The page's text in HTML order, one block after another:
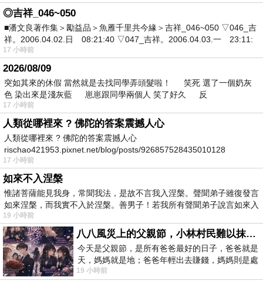
◎吉祥_046~050
■潘文良著作集＞勵益品＞魚雁千里共今緣＞吉祥_046~050 ▽046_吉
祥。2006.04.02.日 08:21:40 ▽047_吉祥。2006.04.03.一 23:11:
17 小時前
2026/08/09
突如其來的休假 當然就是去找同學弄頭髮啦！ 笑死 選了一個奶灰
色 染出來是淺灰藍 崽崽跟同學兩個人 笑了好久 反
17 小時前
人類從哪裡來 ? 佛陀的答案震撼人心
人類從哪裡來 ? 佛陀的答案震撼人心
rischao421953.pixnet.net/blog/posts/926857528435010128
17 小時前
如來不入涅槃
惟諸菩薩能見我身，常聞我法，是故不言我入涅槃。聲聞弟子雖復發言
如來涅槃，而我實不入於涅槃。善男子！若我所有聲聞弟子說言如來入
19 小時前
八八風災上的父親節，小林村民難以抹滅的痛
今天是父親節，是所有爸爸最好的日子，爸爸就是
天，媽媽就是地；爸爸年輕出去賺錢，媽媽則是處
理家務，職業不分高低貴賤，只有人品才
19 小時前